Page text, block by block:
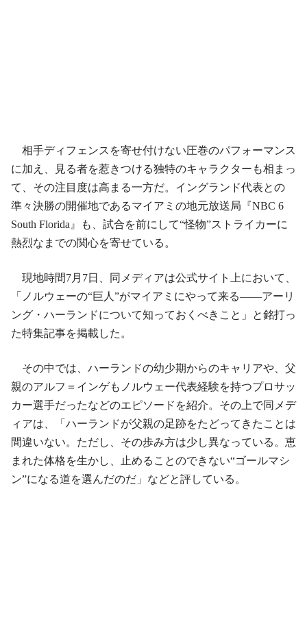
相手ディフェンスを寄せ付けない圧巻のパフォーマンス
に加え、見る者を惹きつける独特のキャラクターも相まっ
て、その注目度は高まる一方だ。イングランド代表との
準々決勝の開催地であるマイアミの地元放送局『NBC 6
South Florida』も、試合を前にして“怪物”ストライカーに
熱烈なまでの関心を寄せている。
現地時間7月7日、同メディアは公式サイト上において、
「ノルウェーの“巨人”がマイアミにやって来る――アーリ
ング・ハーランドについて知っておくべきこと」と銘打っ
た特集記事を掲載した。
その中では、ハーランドの幼少期からのキャリアや、父
親のアルフ＝インゲもノルウェー代表経験を持つプロサッ
カー選手だったなどのエピソードを紹介。その上で同メデ
ィアは、「ハーランドが父親の足跡をたどってきたことは
間違いない。ただし、その歩み方は少し異なっている。恵
まれた体格を生かし、止めることのできない“ゴールマシ
ン”になる道を選んだのだ」などと評している。